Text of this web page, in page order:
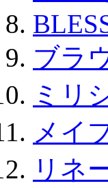
ブラ
ミリ
メイ
リネ